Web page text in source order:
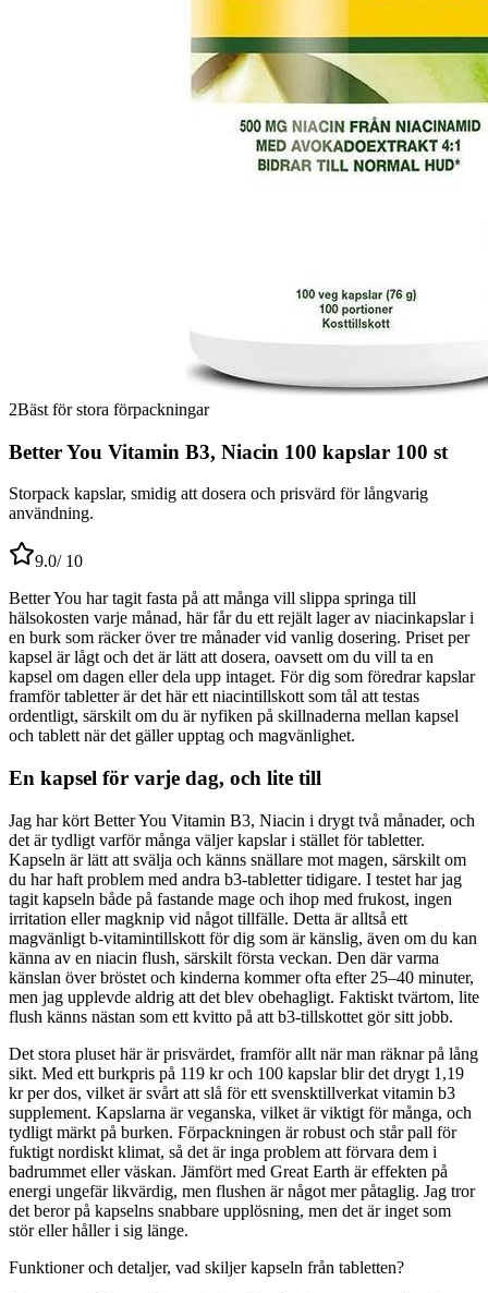
2Bäst för stora förpackningar
Better You Vitamin B3, Niacin 100 kapslar 100 st
Storpack kapslar, smidig att dosera och prisvärd för långvarig
användning.
9.0/ 10
Better You har tagit fasta på att många vill slippa springa till
hälsokosten varje månad, här får du ett rejält lager av niacinkapslar i
en burk som räcker över tre månader vid vanlig dosering. Priset per
kapsel är lågt och det är lätt att dosera, oavsett om du vill ta en
kapsel om dagen eller dela upp intaget. För dig som föredrar kapslar
framför tabletter är det här ett niacintillskott som tål att testas
ordentligt, särskilt om du är nyfiken på skillnaderna mellan kapsel
och tablett när det gäller upptag och magvänlighet.
En kapsel för varje dag, och lite till
Jag har kört Better You Vitamin B3, Niacin i drygt två månader, och
det är tydligt varför många väljer kapslar i stället för tabletter.
Kapseln är lätt att svälja och känns snällare mot magen, särskilt om
du har haft problem med andra b3-tabletter tidigare. I testet har jag
tagit kapseln både på fastande mage och ihop med frukost, ingen
irritation eller magknip vid något tillfälle. Detta är alltså ett
magvänligt b-vitamintillskott för dig som är känslig, även om du kan
känna av en niacin flush, särskilt första veckan. Den där varma
känslan över bröstet och kinderna kommer ofta efter 25–40 minuter,
men jag upplevde aldrig att det blev obehagligt. Faktiskt tvärtom, lite
flush känns nästan som ett kvitto på att b3-tillskottet gör sitt jobb.
Det stora pluset här är prisvärdet, framför allt när man räknar på lång
sikt. Med ett burkpris på 119 kr och 100 kapslar blir det drygt 1,19
kr per dos, vilket är svårt att slå för ett svensktillverkat vitamin b3
supplement. Kapslarna är veganska, vilket är viktigt för många, och
tydligt märkt på burken. Förpackningen är robust och står pall för
fuktigt nordiskt klimat, så det är inga problem att förvara dem i
badrummet eller väskan. Jämfört med Great Earth är effekten på
energi ungefär likvärdig, men flushen är något mer påtaglig. Jag tror
det beror på kapselns snabbare upplösning, men det är inget som
stör eller håller i sig länge.
Funktioner och detaljer, vad skiljer kapseln från tabletten?